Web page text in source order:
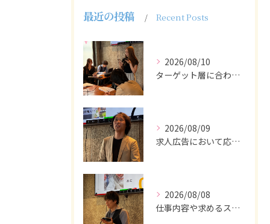
最近の投稿 Recent Posts
2026/08/10
ターゲット層に合わせた言葉遣いや表現も重要です。
2026/08/09
求人広告において応募者の質を大きく左右するのは、求人内容の充...
2026/08/08
仕事内容や求めるスキルを明確にし、ターゲット層に響くメッセー...